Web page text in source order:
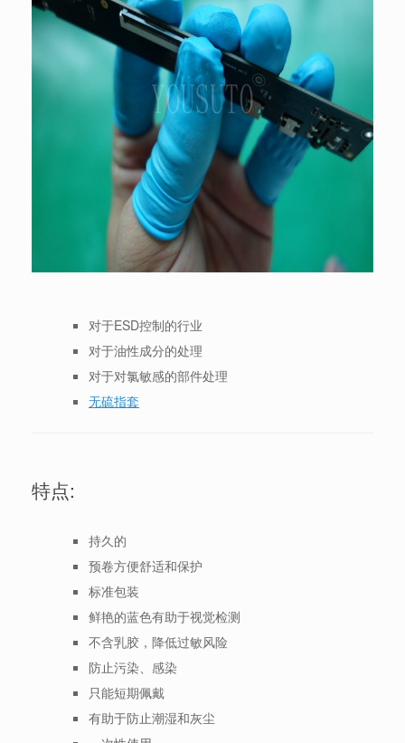
对于ESD控制的行业
对于油性成分的处理
对于对氯敏感的部件处理
无硫指套
特点:
持久的
预卷方便舒适和保护
标准包装
鲜艳的蓝色有助于视觉检测
不含乳胶，降低过敏风险
防止污染、感染
只能短期佩戴
有助于防止潮湿和灰尘